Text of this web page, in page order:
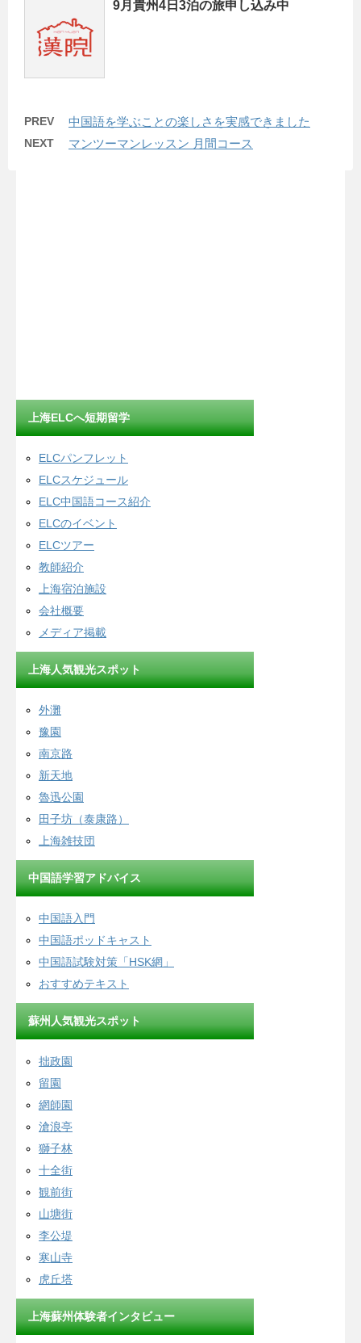
9月貴州4日3泊の旅申し込み中
PREV 中国語を学ぶことの楽しさを実感できました
NEXT マンツーマンレッスン 月間コース
上海ELCへ短期留学
ELCパンフレット
ELCスケジュール
ELC中国語コース紹介
ELCのイベント
ELCツアー
教師紹介
上海宿泊施設
会社概要
メディア掲載
上海人気観光スポット
外灘
豫園
南京路
新天地
魯迅公園
田子坊（泰康路）
上海雑技団
中国語学習アドバイス
中国語入門
中国語ポッドキャスト
中国語試験対策「HSK網」
おすすめテキスト
蘇州人気観光スポット
拙政園
留園
網師園
滄浪亭
獅子林
十全街
観前街
山塘街
李公堤
寒山寺
虎丘塔
上海蘇州体験者インタビュー